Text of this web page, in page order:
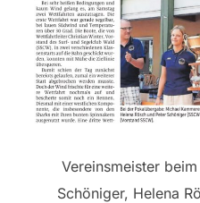
Vereinsmeister
Schöniger, Helena